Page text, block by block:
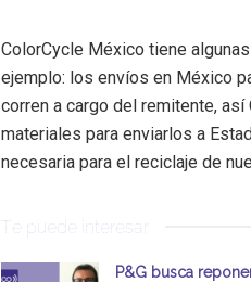
ColorCycle México tiene
ejemplo: los envíos en México
corren a cargo del remitente,
materiales para enviarlos a
necesaria para el reciclaje de
Te puede interesar
P&G busca